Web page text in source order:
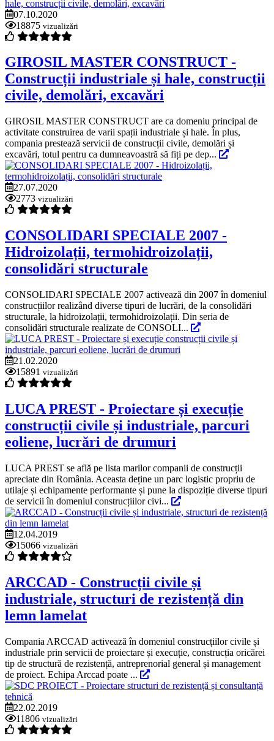
07.10.2020
18875 vizualizări
GIROSIL MASTER CONSTRUCT -
Construcții industriale și hale, construcții
civile, demolări, excavări
GIROSIL MASTER CONSTRUCT are ca domeniu principal de
activitate construirea de varii spații industriale și hale. În plus,
compania prestează servicii de construcții civile, demolări și
excavări, totul pentru ca dumneavoastră să fiți pe dep...
27.07.2020
2773 vizualizări
CONSOLIDARI SPECIALE 2007 -
Hidroizolații, termohidroizolații,
consolidări structurale
CONSOLIDARI SPECIALE 2007 activează din 2007 în domeniul
construcțiilor realizând diverse tipuri de lucrări, de la consolidări
structurale, la hidroizolații, termohidroizolații. Din seria de
consolidări structurale realizate de CONSOLI...
21.02.2020
15891 vizualizări
LUCA PREST - Proiectare și execuție
construcții civile și industriale, parcuri
eoliene, lucrări de drumuri
LUCA PREST se află pe lista marilor companii de construcții
apreciate din România. Aceasta deține un parc logistic propriu de
utilaje și echipamente performante și pune la dispoziție diverse tipuri
de servicii în domeniul construcțiilor civi...
12.04.2019
15066 vizualizări
ARCCAD - Construcții civile și
industriale, structuri de rezistență din
lemn lamelat
Compania ARCCAD activează în domeniul construcțiilor civile și
industriale prin servicii de proiectare și execuție, construcția oricărei
tip de structură de rezistență, antreprenorial general și management
de proiect. Echipa Arccad poate ...
22.02.2019
11806 vizualizări